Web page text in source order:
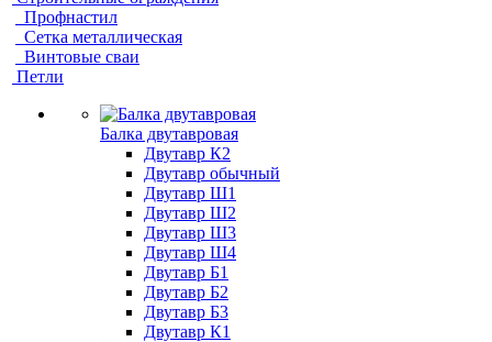
Профнастил
Сетка металлическая
Винтовые сваи
Петли
Балка двутавровая
Двутавр К2
Двутавр обычный
Двутавр Ш1
Двутавр Ш2
Двутавр Ш3
Двутавр Ш4
Двутавр Б1
Двутавр Б2
Двутавр Б3
Двутавр К1